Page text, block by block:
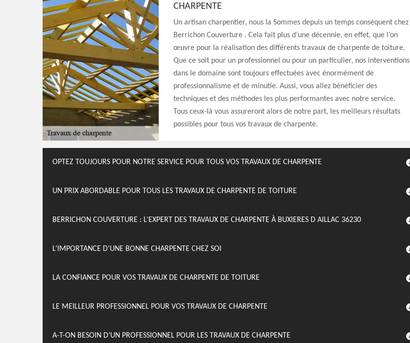
CHARPENTE
Un artisan charpentier, nous la Sommes depuis un temps conséquent chez
Berrichon Couverture . Cela fait plus d’une décennie, en effet, que l’on
œuvre pour la réalisation des différents travaux de charpente de toiture.
Que ce soit pour un professionnel ou pour un particulier, nos interventions
dans le domaine sont toujours effectuées avec énormément de
professionnalisme et de minutie. Aussi, vous allez bénéficier des
techniques et des méthodes les plus performantes avec notre service.
Tous ceux-là vous assureront alors de notre part, les meilleurs résultats
possibles pour tous vos travaux de charpente.
OPTEZ TOUJOURS POUR NOTRE SERVICE POUR TOUS VOS TRAVAUX DE CHARPENTE
UN PRIX ABORDABLE POUR TOUS LES TRAVAUX DE CHARPENTE DE TOITURE
BERRICHON COUVERTURE : L’EXPERT DES TRAVAUX DE CHARPENTE À BUXIERES D AILLAC 36230
L’IMPORTANCE D’UNE BONNE CHARPENTE CHEZ SOI
LA CONFIANCE POUR VOS TRAVAUX DE CHARPENTE DE TOITURE
LE MEILLEUR PROFESSIONNEL POUR VOS TRAVAUX DE CHARPENTE
A-T-ON BESOIN D’UN PROFESSIONNEL POUR LES TRAVAUX DE CHARPENTE